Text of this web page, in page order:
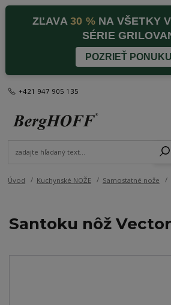
ZĽAVA30 %NA VŠETKY
SÉRIE
POZRIEŤ
+421 947 905 135
Úvod Kuchynské NOŽE Samostatné nože
Santoku nôž Vector